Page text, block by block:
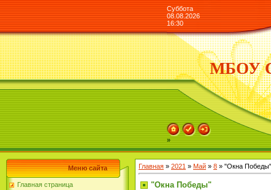
Суббота
08.08.2026
16:30
МБОУ
»
Меню сайта
Главная страница
Главная » 2021 » Май » 8 » "Окна Победы"
"Окна Победы"